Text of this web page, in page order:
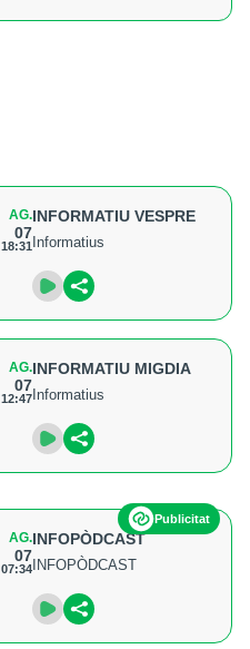
AG.
07
18:31
INFORMATIU VESPRE
Informatius
AG.
07
12:47
INFORMATIU MIGDIA
Informatius
Publicitat
AG.
07
07:34
INFOPÒDCAST
INFOPÒDCAST